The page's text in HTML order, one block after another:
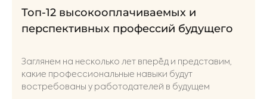
Топ-12 высокооплачиваемых и
перспективных профессий будущего
Заглянем на несколько лет вперёд и представим,
какие профессиональные навыки будут
востребованы у работодателей в будущем